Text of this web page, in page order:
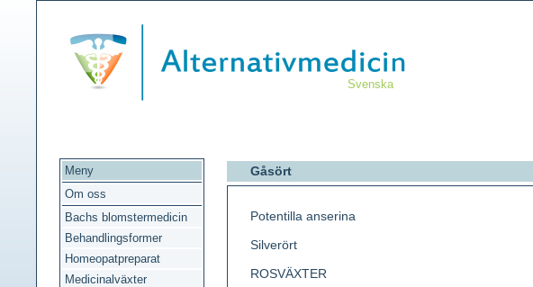
Svenska
Meny
Om oss
Bachs blomstermedicin
Behandlingsformer
Homeopatpreparat
Medicinalväxter
Gåsört
Potentilla anserina
Silverört
ROSVÄXTER